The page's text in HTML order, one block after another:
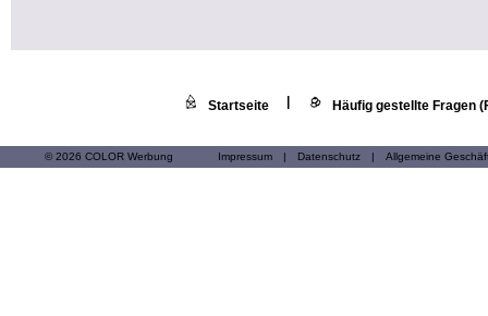
Startseite Häufig gestellte Fragen
© 2026 COLOR Werbung Impressum | Datenschutz | Allgemeine